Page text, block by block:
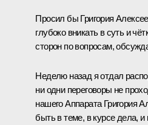
Просил бы Григория
глубоко вникать в суть и
сторон по вопросам,
Неделю назад я отдал
ни одни переговоры не
нашего Аппарата Григория
быть в теме, в курсе дела,